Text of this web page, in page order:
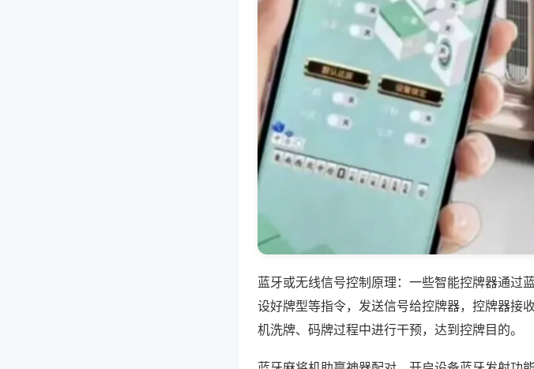
蓝牙或无线信号控制原理：一些智能控牌器通过
设好牌型等指令，发送信号给控牌器，控牌器接
机洗牌、码牌过程中进行干预，达到控牌目的。